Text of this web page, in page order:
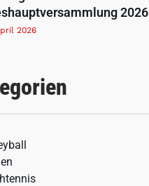
2026
2026